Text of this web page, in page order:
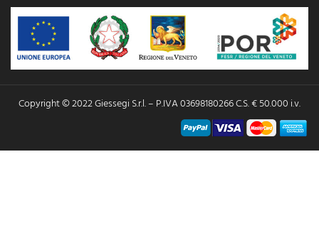
Copyright © 2022 Giessegi S.r.l. – P.IVA 03698180266 C.S. € 50.000 i.v.